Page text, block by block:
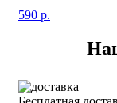
590 р.